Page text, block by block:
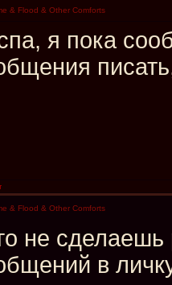
& Flood & Other Comforts
я пока
& Flood & Other Comforts
не сделаешь
в